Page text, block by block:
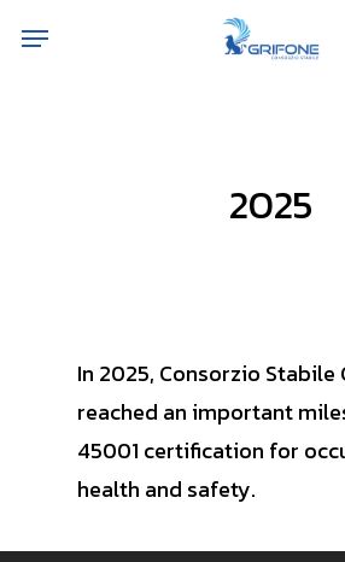
Menu
2025
In 2025, Consorzio Stabile
reached an important
45001 certification for
health and safety.